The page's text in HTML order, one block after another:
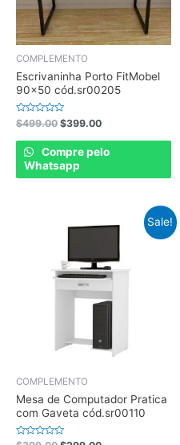
COMPLEMENTO
Escrivaninha Porto FitMobel
90×50 cód.sr00205
Rated
0
out
$499.00 $399.00
Compre pelo
Whatsapp
Sale!
COMPLEMENTO
Mesa de Computador Pratica
com Gaveta cód.sr00110